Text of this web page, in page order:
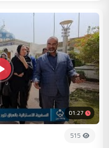
01:27
515